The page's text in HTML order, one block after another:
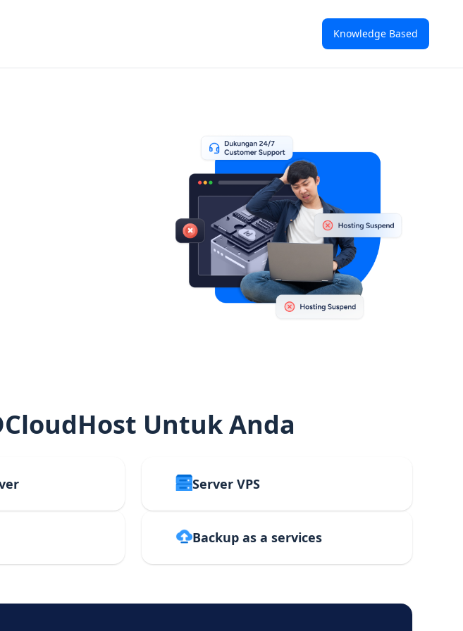
Knowledge Based
Untuk Anda
Server VPS
Backup as a services